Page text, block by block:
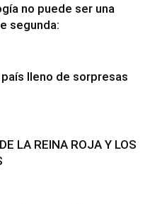
no puede ser una
segunda:
país lleno de sorpresas
LA REINA ROJA Y LOS